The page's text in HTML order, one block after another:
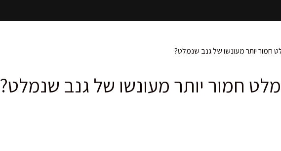
חמור יותר מעונשו של גנב שנמלט?
חמור יותר מעונשו של גנב שנמלט?